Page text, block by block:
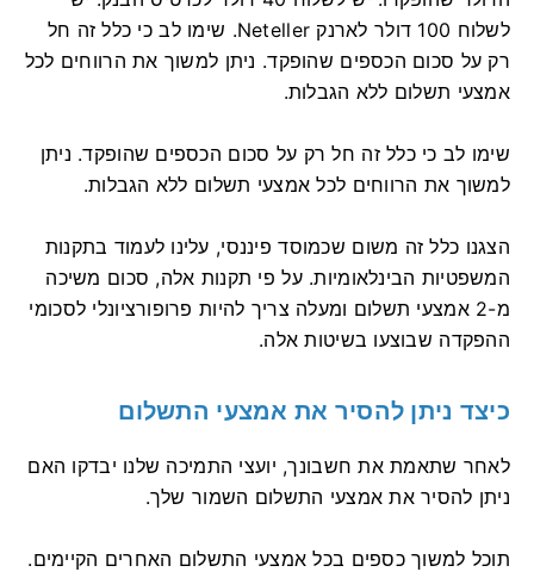
לשלוח 100 דולר לארנק Neteller. שימו לב כי כלל זה חל
רק על סכום הכספים שהופקד. ניתן למשוך את הרווחים לכל
אמצעי תשלום ללא הגבלות.
שימו לב כי כלל זה חל רק על סכום הכספים שהופקד. ניתן
למשוך את הרווחים לכל אמצעי תשלום ללא הגבלות.
הצגנו כלל זה משום שכמוסד פיננסי, עלינו לעמוד בתקנות
המשפטיות הבינלאומיות. על פי תקנות אלה, סכום משיכה
מ-2 אמצעי תשלום ומעלה צריך להיות פרופורציונלי לסכומי
ההפקדה שבוצעו בשיטות אלה.
כיצד ניתן להסיר את אמצעי התשלום
לאחר שתאמת את חשבונך, יועצי התמיכה שלנו יבדקו האם
ניתן להסיר את אמצעי התשלום השמור שלך.
תוכל למשוך כספים בכל אמצעי התשלום האחרים הקיימים.